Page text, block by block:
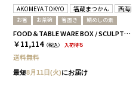
AKOMEYA TOKYO 箸蔵まつかん 西海陶
お箸 お茶碗 箸置き 鯛めしの素
FOOD＆TABLE WARE BOX / SCULPTURE / 鯛めし+箸 / さくら＆ウォルナット
￥11,114（税込） 入荷待ち
送料無料
最短8月11日(火)にお届け